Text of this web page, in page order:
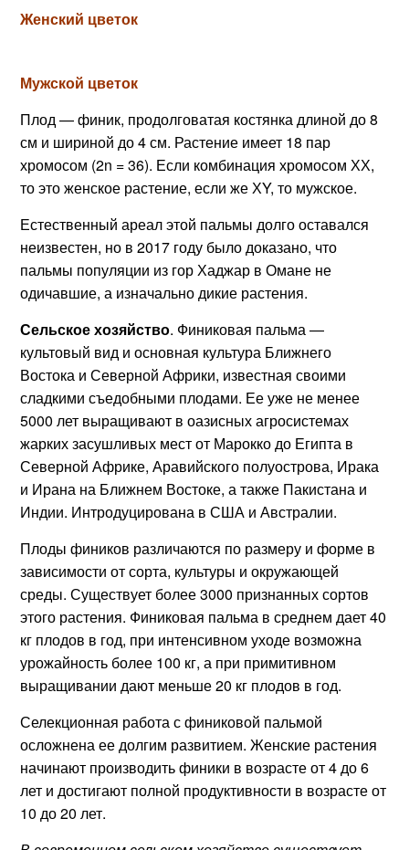
Женский цветок
Мужской цветок
Плод — финик, продолговатая костянка длиной до 8
см и шириной до 4 см. Растение имеет 18 пар
хромосом (2n = 36). Если комбинация хромосом ХХ,
то это женское растение, если же ХY, то мужское.
Естественный ареал этой пальмы долго оставался
неизвестен, но в 2017 году было доказано, что
пальмы популяции из гор Хаджар в Омане не
одичавшие, а изначально дикие растения.
Сельское хозяйство. Финиковая пальма —
культовый вид и основная культура Ближнего
Востока и Северной Африки, известная своими
сладкими съедобными плодами. Ее уже не менее
5000 лет выращивают в оазисных агросистемах
жарких засушливых мест от Марокко до Египта в
Северной Африке, Аравийского полуострова, Ирака
и Ирана на Ближнем Востоке, а также Пакистана и
Индии. Интродуцирована в США и Австралии.
Плоды фиников различаются по размеру и форме в
зависимости от сорта, культуры и окружающей
среды. Существует более 3000 признанных сортов
этого растения. Финиковая пальма в среднем дает 40
кг плодов в год, при интенсивном уходе возможна
урожайность более 100 кг, а при примитивном
выращивании дают меньше 20 кг плодов в год.
Селекционная работа с финиковой пальмой
осложнена ее долгим развитием. Женские растения
начинают производить финики в возрасте от 4 до 6
лет и достигают полной продуктивности в возрасте от
10 до 20 лет.